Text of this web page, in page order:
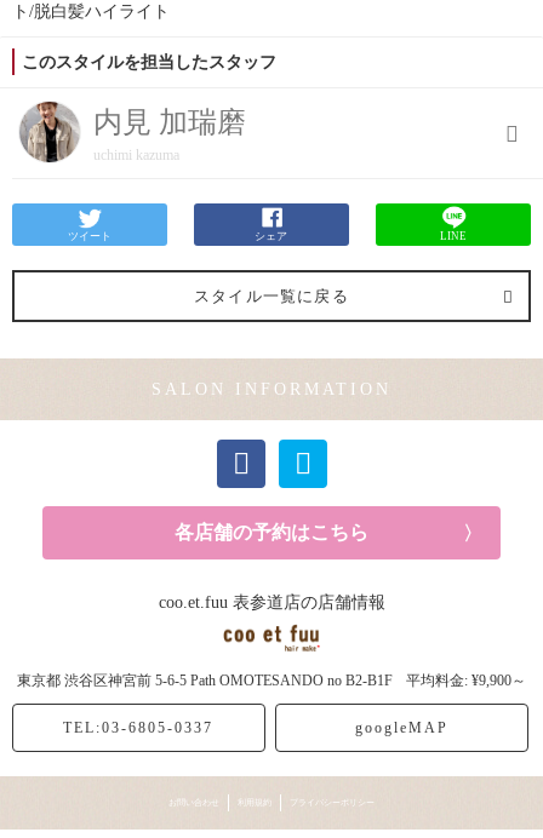
ト/脱白髪ハイライト
このスタイルを担当したスタッフ
内見 加瑞磨
uchimi kazuma
ツイート シェア LINE
スタイル一覧に戻る
SALON INFORMATION
各店舗の予約はこちら
coo.et.fuu 表参道店の店舗情報
東京都 渋谷区神宮前 5-6-5 Path OMOTESANDO no B2-B1F 平均料金: ¥9,900～
TEL:03-6805-0337 googleMAP
お問い合わせ 利用規約 プライバシーポリシー